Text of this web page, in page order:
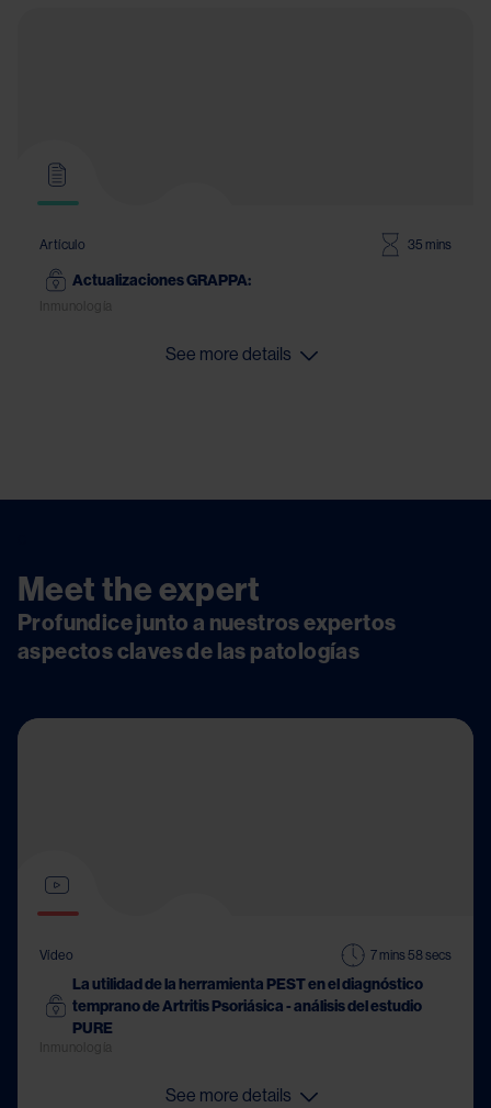
Artículo 35 mins
Actualizaciones GRAPPA:
Inmunología
See more details
Meet the expert
Profundice junto a nuestros expertos
aspectos claves de las patologías
Vídeo 7 mins 58 secs
La utilidad de la herramienta PEST en el diagnóstico
temprano de Artritis Psoriásica - análisis del estudio
PURE
Inmunología
See more details